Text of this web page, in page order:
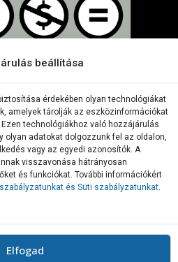
beállítása
érdekében olyan technológiákat
amelyek tárolják az eszközinformációkat
technológiákhoz való hozzájárulás
olyan adatokat dolgozzunk fel az oldalon,
vagy az egyedi azonosítók. A
visszavonása hátrányosan
és funkciókat. További információkért
és Süti szabályzatunkat.
Elfogad
készített összes anyagot,
és a Tananyagokat, aCreative
meg! – Ne add el! 4.0
BY-NC-ND 4.0) licenc alatt